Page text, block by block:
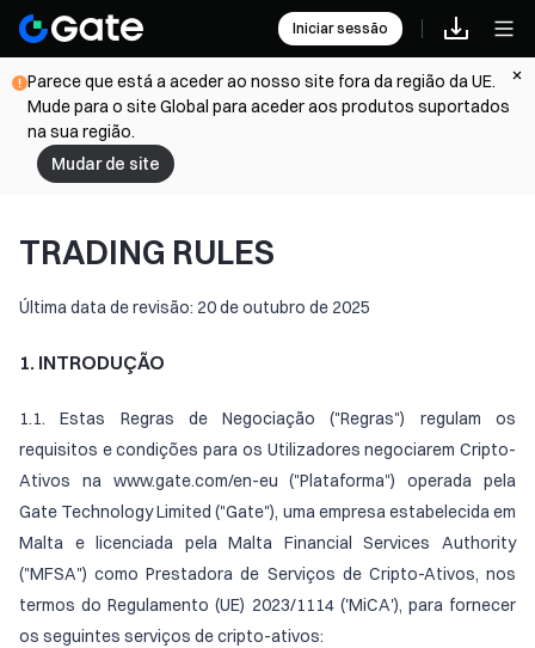
Iniciar sessão
Parece que está a aceder ao nosso site fora da região da UE.
Mude para o site Global para aceder aos produtos suportados
na sua região.
Mudar de site
TRADING RULES
Última data de revisão: 20 de outubro de 2025
1. INTRODUÇÃO
1.1. Estas Regras de Negociação ("Regras") regulam os
requisitos e condições para os Utilizadores negociarem Cripto-
Ativos na www.gate.com/en-eu ("Plataforma") operada pela
Gate Technology Limited ("Gate"), uma empresa estabelecida em
Malta e licenciada pela Malta Financial Services Authority
("MFSA") como Prestadora de Serviços de Cripto-Ativos, nos
termos do Regulamento (UE) 2023/1114 ('MiCA'), para fornecer
os seguintes serviços de cripto-ativos: